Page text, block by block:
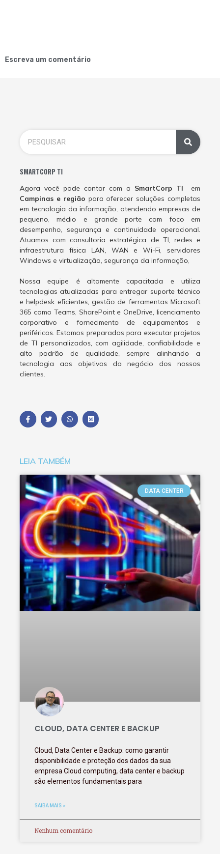
Escreva um comentário
SMARTCORP TI
Agora você pode contar com a SmartCorp TI em
Campinas e região para oferecer soluções completas
em tecnologia da informação, atendendo empresas de
pequeno, médio e grande porte com foco em
desempenho, segurança e continuidade operacional.
Atuamos com consultoria estratégica de TI, redes e
infraestrutura física LAN, WAN e Wi-Fi, servidores
Windows e virtualização, segurança da informação,
Nossa equipe é altamente capacitada e utiliza
tecnologias atualizadas para entregar suporte técnico
e helpdesk eficientes, gestão de ferramentas Microsoft
365 como Teams, SharePoint e OneDrive, licenciamento
corporativo e fornecimento de equipamentos e
periféricos. Estamos preparados para executar projetos
de TI personalizados, com agilidade, confiabilidade e
alto padrão de qualidade, sempre alinhando a
tecnologia aos objetivos do negócio dos nossos
clientes.
LEIA TAMBÉM
DATA CENTER
CLOUD, DATA CENTER E BACKUP
Cloud, Data Center e Backup: como garantir
disponibilidade e proteção dos dados da sua
empresa Cloud computing, data center e backup
são elementos fundamentais para
SAIBA MAIS »
Nenhum comentário